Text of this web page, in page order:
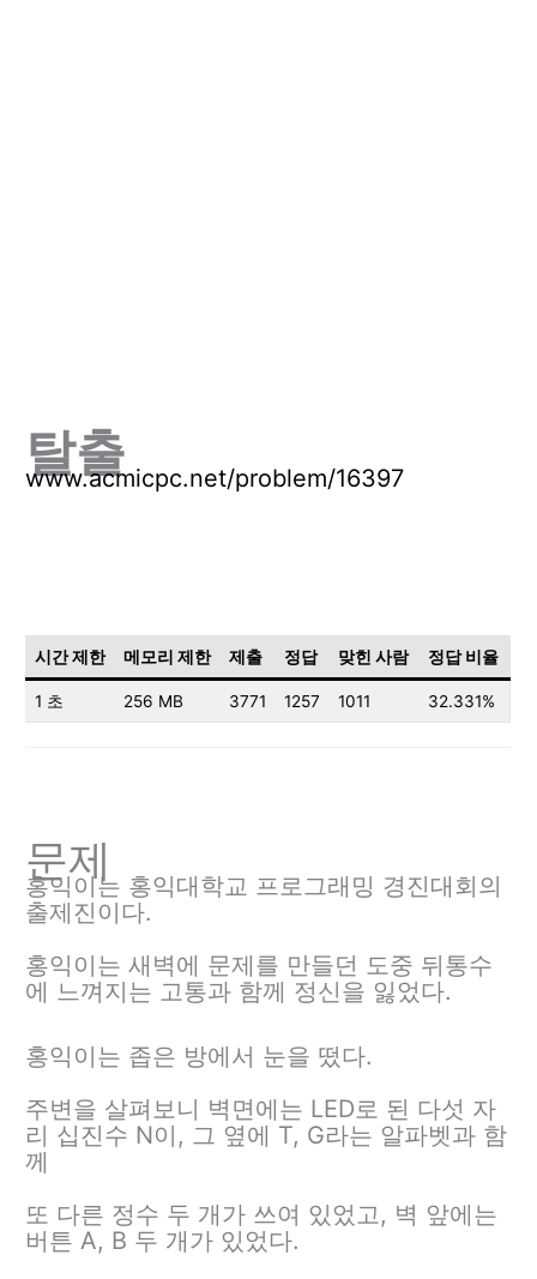
탈출
www.acmicpc.net/problem/16397
시간 제한 메모리 제한 제출 정답 맞힌 사람 정답 비율
1 초 256 MB 3771 1257 1011 32.331%
문제
홍익이는 홍익대학교 프로그래밍 경진대회의
출제진이다.
홍익이는 새벽에 문제를 만들던 도중 뒤통수
에 느껴지는 고통과 함께 정신을 잃었다.
홍익이는 좁은 방에서 눈을 떴다.
주변을 살펴보니 벽면에는 LED로 된 다섯 자
리 십진수 N이, 그 옆에 T, G라는 알파벳과 함
께
또 다른 정수 두 개가 쓰여 있었고, 벽 앞에는
버튼 A, B 두 개가 있었다.